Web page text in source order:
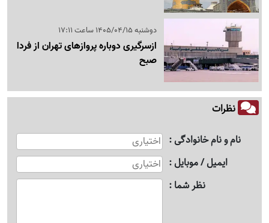
دوشنبه 1405/04/15 ساعت 17:11
ازسرگیری دوباره پروازهای تهران از فردا
صبح
نظرات
نام و نام خانوادگی
ایمیل / موبایل
نظر شما